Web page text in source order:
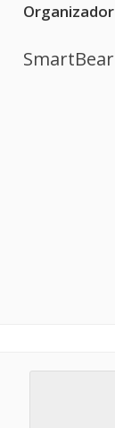
Organizador
SmartBear